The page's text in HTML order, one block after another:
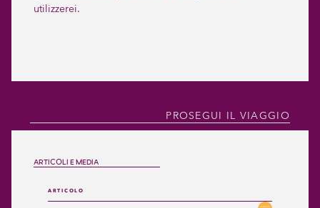
utilizzerei.
PROSEGUI IL VIAGGIO
ARTICOLI E MEDIA
ARTICOLO